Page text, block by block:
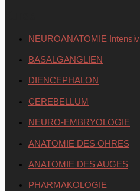
NEUROANATOMIE Intensiv
BASALGANGLIEN
DIENCEPHALON
CEREBELLUM
NEURO-EMBRYOLOGIE
ANATOMIE DES OHRES
ANATOMIE DES AUGES
PHARMAKOLOGIE